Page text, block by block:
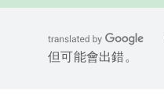
但可能會出錯。